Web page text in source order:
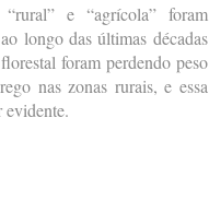
e “agrícola” foram
longo das últimas décadas
foram perdendo peso
nas zonas rurais, e essa
evidente.